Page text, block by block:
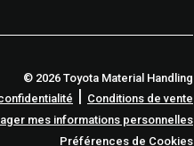
© 2026 Toyota Material Handling
| Conditions de vente
mes informations personnelles
Préférences de Cookies